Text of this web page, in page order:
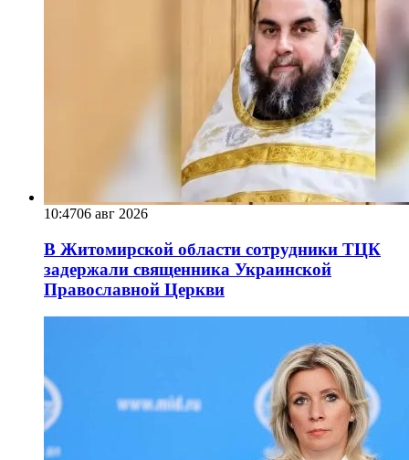
10:4706 авг 2026
В Житомирской области сотрудники ТЦК
задержали священника Украинской
Православной Церкви